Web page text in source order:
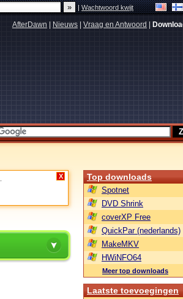
|Wachtwoord kwijt
AfterDawn Nieuws Vraag en Antwoord
X Top downloads
Spotnet
DVD Shrink
coverXP Free
QuickPar (nederlands)
MakeMKV
HWiNFO64
Meer top downloads
Laatste toevoegingen